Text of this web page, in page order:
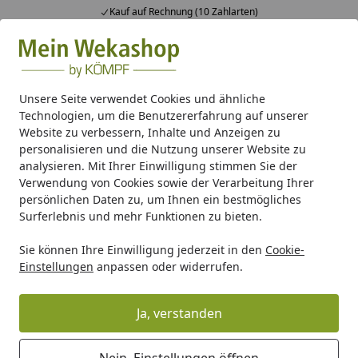
Unsere Seite verwendet Cookies und ähnliche
Technologien, um die Benutzererfahrung auf unserer
Website zu verbessern, Inhalte und Anzeigen zu
personalisieren und die Nutzung unserer Website zu
analysieren. Mit Ihrer Einwilligung stimmen Sie der
Verwendung von Cookies sowie der Verarbeitung Ihrer
persönlichen Daten zu, um Ihnen ein bestmögliches
Surferlebnis und mehr Funktionen zu bieten.
Sie können Ihre Einwilligung jederzeit in den Cookie-
Einstellungen anpassen oder widerrufen.
Ja, verstanden
Kauf auf Rechnung (10 Zahlarten)
Alle Produkte
Mein Konto
Suchen
Startseite
Spezialkleber für Kunststoff-Blendenabdeckungs-Eckwinkel
Spezialkleber für Kunststoff-
Blendenabdeckungs-Eckwinkel
(Inhalt 20 g)